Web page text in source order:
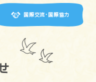
国際交流･国際協力